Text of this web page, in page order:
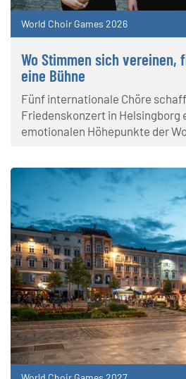
World Choir Games 2026
Wo Stimmen sich vereinen,
eine Bühne
Fünf internationale Chöre
Friedenskonzert in Helsingborg
emotionalen Höhepunkte der